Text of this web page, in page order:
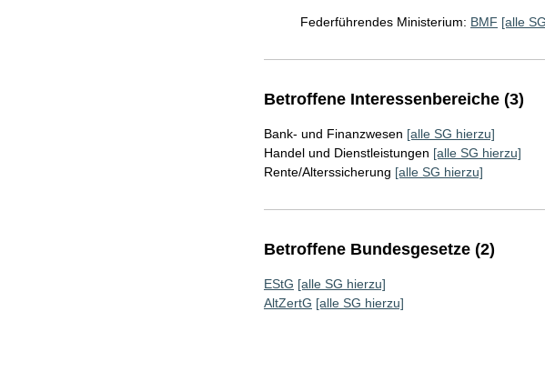
Federführendes Ministerium: BMF [alle
Betroffene Interessenbereiche (3)
Bank- und Finanzwesen [alle SG hierzu]
Handel und Dienstleistungen [alle SG hierzu]
Rente/Alterssicherung [alle SG hierzu]
Betroffene Bundesgesetze (2)
EStG [alle SG hierzu]
AltZertG [alle SG hierzu]